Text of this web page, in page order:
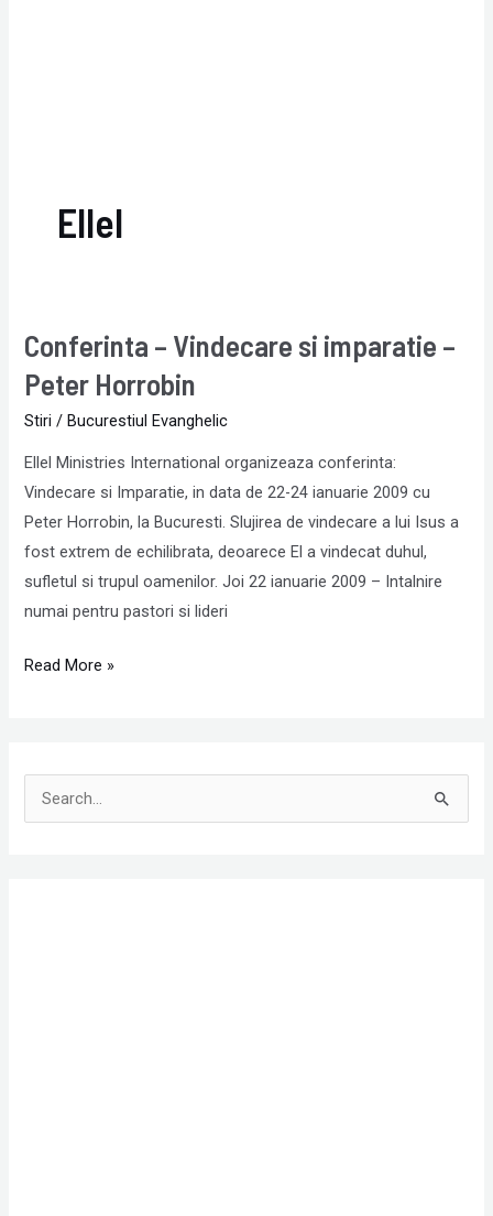
Ellel
Conferinta – Vindecare si imparatie –
Peter Horrobin
Stiri /Bucurestiul Evanghelic
Ellel Ministries International organizeaza conferinta:
Vindecare si Imparatie, in data de 22-24 ianuarie 2009 cu
Peter Horrobin, la Bucuresti. Slujirea de vindecare a lui Isus a
fost extrem de echilibrata, deoarece El a vindecat duhul,
sufletul si trupul oamenilor. Joi 22 ianuarie 2009 – Intalnire
numai pentru pastori si lideri
Conferinta
Vindecare
si
imparatie
–
Peter
Horrobin
Read More »